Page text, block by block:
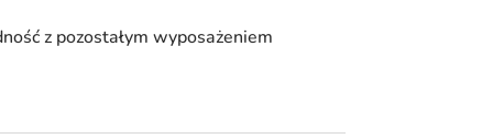
z pozostałym wyposażeniem